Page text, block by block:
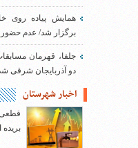
همایش پیاده روی
برگزار شد/ عدم حضور
جلفا، قهرمان
دو آذربایجان شرقی
اخبار شهرستان
قطعی